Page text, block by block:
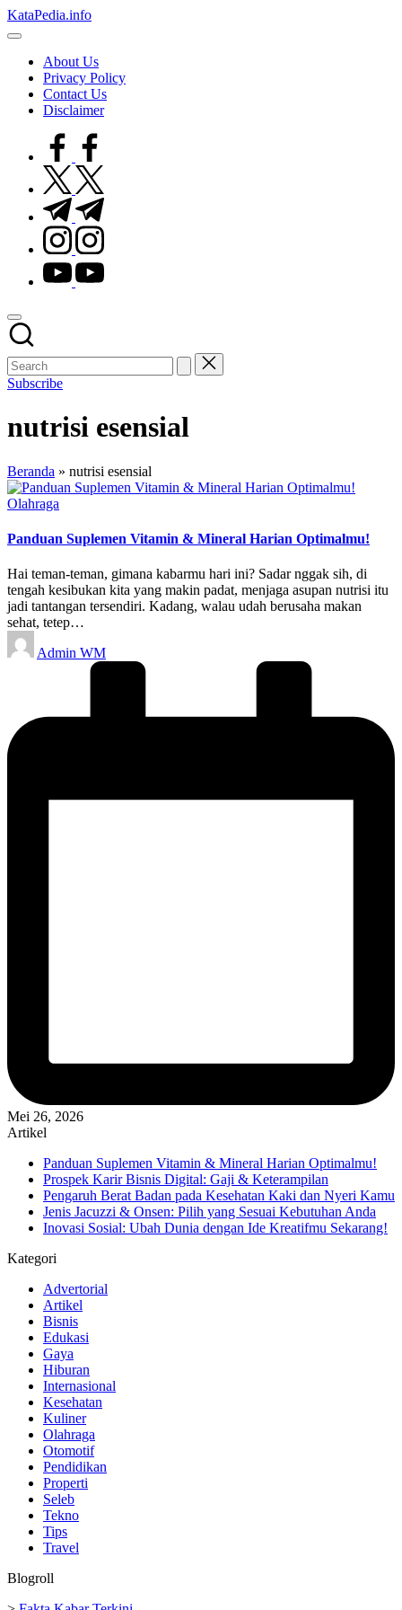
Skip
to
KataPedia.info
Berita
TerbaruAbout Us
Privacy Policy
Contact Us
Disclaimer
facebook.com
twitter.com
t.me
instagram.com
youtube.com
Subscribe
nutrisi esensial
Beranda » nutrisi esensial
Posted
Olahraga
Panduan Suplemen Vitamin & Mineral Harian Optimalmu!
Hai teman-teman, gimana kabarmu hari ini? Sadar nggak sih, di
tengah kesibukan kita yang makin padat, menjaga asupan nutrisi itu
jadi tantangan tersendiri. Kadang, walau udah berusaha makan
sehat, tetep…
Posted
by
Admin WM
Mei 26, 2026
Artikel
Panduan Suplemen Vitamin & Mineral Harian Optimalmu!
Prospek Karir Bisnis Digital: Gaji & Keterampilan
Pengaruh Berat Badan pada Kesehatan Kaki dan Nyeri Kamu
Jenis Jacuzzi & Onsen: Pilih yang Sesuai Kebutuhan Anda
Inovasi Sosial: Ubah Dunia dengan Ide Kreatifmu Sekarang!
Kategori
Advertorial
Artikel
Bisnis
Edukasi
Gaya
Hiburan
Internasional
Kesehatan
Kuliner
Olahraga
Otomotif
Pendidikan
Properti
Seleb
Tekno
Tips
Travel
Blogroll